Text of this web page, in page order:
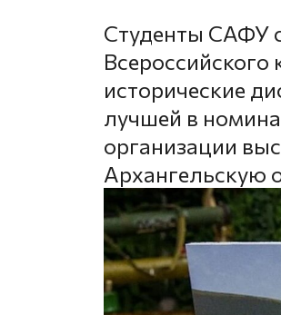
Студенты САФУ
исторические
лучшей в
организации
Архангельскую